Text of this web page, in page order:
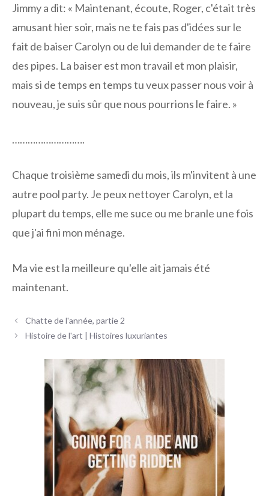
Jimmy a dit: « Maintenant, écoute, Roger, c'était très
amusant hier soir, mais ne te fais pas d'idées sur le
fait de baiser Carolyn ou de lui demander de te faire
des pipes. La baiser est mon travail et mon plaisir,
mais si de temps en temps tu veux passer nous voir à
nouveau, je suis sûr que nous pourrions le faire. »
……………………….
Chaque troisième samedi du mois, ils m'invitent à une
autre pool party. Je peux nettoyer Carolyn, et la
plupart du temps, elle me suce ou me branle une fois
que j'ai fini mon ménage.
Ma vie est la meilleure qu'elle ait jamais été
maintenant.
Navigation
des
Chatte de l'année, partie 2
Histoire de l'art | Histoires luxuriantes